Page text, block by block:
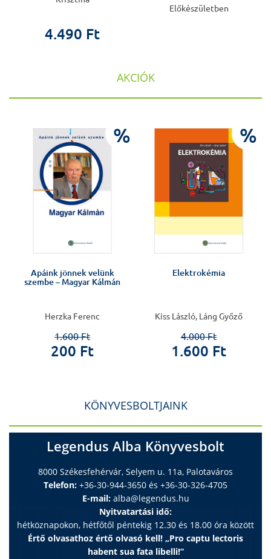
4.490 Ft
Előkészületben
AKCIÓK
%
Apáink jönnek velünk
szembe – Magyar Kálmán
Herzka Ferenc
1.600 Ft
200 Ft
%
Elektrokémia
Kiss László, Láng Győző
4.000 Ft
1.600 Ft
KÖNYVESBOLTJAINK
Legendus Alba Könyvesbolt
8000 Székesfehérvár, Selyem u. 11a, Palotaváros
Telefon: +36-30-944-3650 és +36-30-326-4705
E-mail: alba@legendus.hu
Nyitvatartási idő:
hétköznapokon, hétfőtől péntekig 12.30 és 18.00 óra között
Értő olvasathoz értő olvasó kell! „Pro captu lectoris
habent sua fata libelli!”